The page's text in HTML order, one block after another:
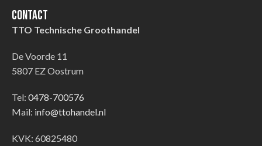
Contact
TTO Technische Groothandel
De Voorde 11
5807 EZ Oostrum
Tel: 0478-700576
Mail: info@ttohandel.nl
KVK: 60825480